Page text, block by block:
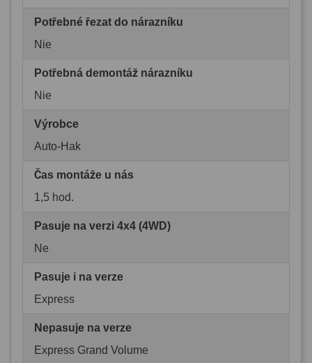
Potřebné řezat do nárazníku
Nie
Potřebná demontáž nárazníku
Nie
Výrobce
Auto-Hak
Čas montáže u nás
1,5 hod.
Pasuje na verzi 4x4 (4WD)
Ne
Pasuje i na verze
Express
Nepasuje na verze
Express Grand Volume